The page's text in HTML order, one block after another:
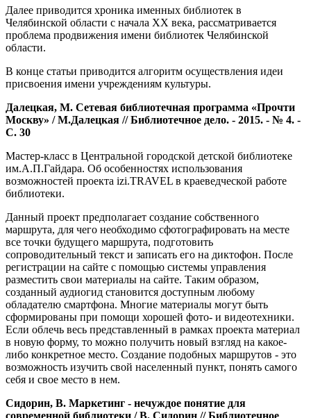
Далее приводится хроника именных библиотек в
Челябинской области с начала XX века, рассматривается
проблема продвижения имени библиотек Челябинской
области.
В конце статьи приводится алгоритм осуществления идеи
присвоения имени учреждениям культуры.
Далецкая, М. Сетевая библиотечная программа «Прочти
Москву» / М.Далецкая // Библиотечное дело. - 2015. - № 4. -
С. 30
Мастер-класс в Центральной городской детской библиотеке
им.А.П.Гайдара. Об особенностях использования
возможностей проекта izi.TRAVEL в краеведческой работе
библиотеки.
Данный проект предполагает создание собственного
маршрута, для чего необходимо сфотографировать на месте
все точки будущего маршрута, подготовить
сопроводительный текст и записать его на диктофон. После
регистрации на сайте с помощью системы управления
разместить свои материалы на сайте. Таким образом,
созданный аудиогид становится доступным любому
обладателю смартфона. Многие материалы могут быть
сформированы при помощи хорошей фото- и видеотехники.
Если облечь весь представленный в рамках проекта материал
в новую форму, то можно получить новый взгляд на какое-
либо конкретное место. Создание подобных маршрутов - это
возможность изучить свой населенный пункт, понять самого
себя и свое место в нем.
Сидорин, В. Маркетинг - нечуждое понятие для
современной библиотеки / В. Сидорин // Библиотечное